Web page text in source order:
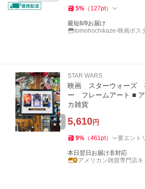
5% （ 127pt）
最短8/9お届け
tomohochikaze-映画ポス
STAR WARS
映画 スターウォーズ
ー フレームアート ■ ア
カ雑貨
5,610円
9% （461pt） 要エント
本日翌日お届け非対応
アメリカン雑貨専門店